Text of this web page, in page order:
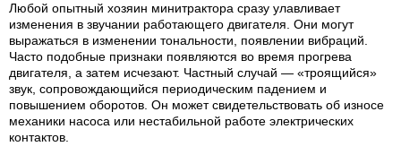
Любой опытный хозяин минитрактора сразу улавливает
изменения в звучании работающего двигателя. Они могут
выражаться в изменении тональности, появлении вибраций.
Часто подобные признаки появляются во время прогрева
двигателя, а затем исчезают. Частный случай — «троящийся»
звук, сопровождающийся периодическим падением и
повышением оборотов. Он может свидетельствовать об износе
механики насоса или нестабильной работе электрических
контактов.